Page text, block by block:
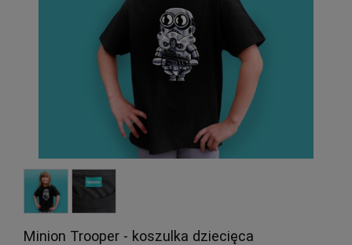
Minion Trooper - koszulka dziecięca